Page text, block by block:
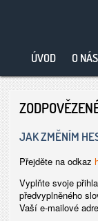
ÚVOD O NÁS
JAK ZMĚNÍM
Přejděte na odkaz
Vyplňte svoje
předvyplněného
Vaší e-mailové